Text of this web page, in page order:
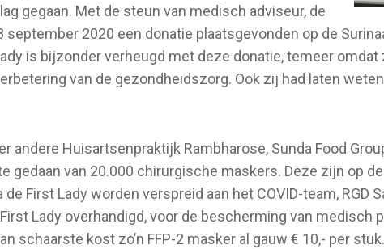
gegaan. Met de steun van medisch adviseur, de
2020 een donatie plaatsgevonden op de
is bijzonder verheugd met deze donatie, temeer
van de gezondheidszorg. Ook zij had laten
Huisartsenpraktijk Rambharose, Sunda Food
gedaan van 20.000 chirurgische maskers. Deze zijn op
First Lady worden verspreid aan het COVID-team, RGD
Lady overhandigd, voor de bescherming van medisch
schaarste kost zo’n FFP-2 masker al gauw € 10,- per stuk.